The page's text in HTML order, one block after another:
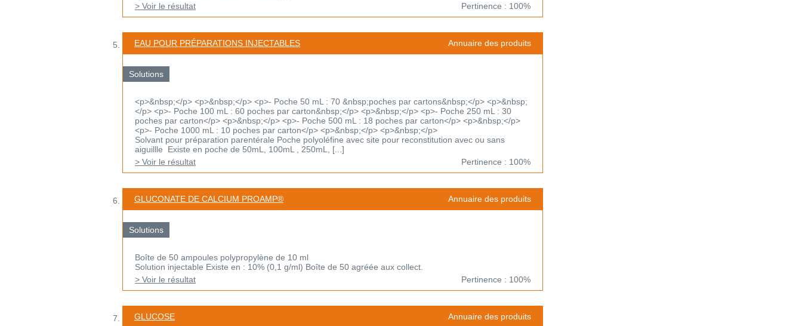
> Voir le résultat
Pertinence : 100%
EAU POUR PRÉPARATIONS INJECTABLES Annuaire des produits
Solutions
<p>&nbsp;</p> <p>&nbsp;</p> <p>- Poche 50 mL : 70 &nbsp;poches par cartons&nbsp;</p> <p>&nbsp;
</p> <p>- Poche 100 mL : 60 poches par carton&nbsp;</p> <p>&nbsp;</p> <p>- Poche 250 mL : 30
poches par carton</p> <p>&nbsp;</p> <p>- Poche 500 mL : 18 poches par carton</p> <p>&nbsp;</p>
<p>- Poche 1000 mL : 10 poches par carton</p> <p>&nbsp;</p> <p>&nbsp;</p>
Solvant pour préparation parentérale Poche polyoléfine avec site pour reconstitution avec ou sans
aiguillle Existe en poche de 50mL, 100mL , 250mL, [...]
> Voir le résultat
Pertinence : 100%
GLUCONATE DE CALCIUM PROAMP® Annuaire des produits
Solutions
Boîte de 50 ampoules polypropylène de 10 ml
Solution injectable Existe en : 10% (0,1 g/ml) Boîte de 50 agréée aux collect.
> Voir le résultat
Pertinence : 100%
GLUCOSE Annuaire des produits